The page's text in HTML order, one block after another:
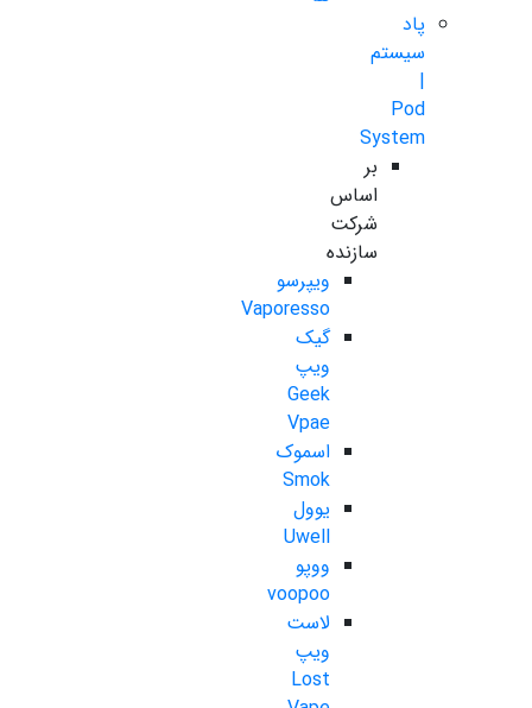
پاد
سیستم
|
Pod
System
بر
اساس
شرکت
سازنده
ویپرسو
Vaporesso
گیک
ویپ
Geek
Vpae
اسموک
Smok
یوول
Uwell
ووپو
voopoo
لاست
ویپ
Lost